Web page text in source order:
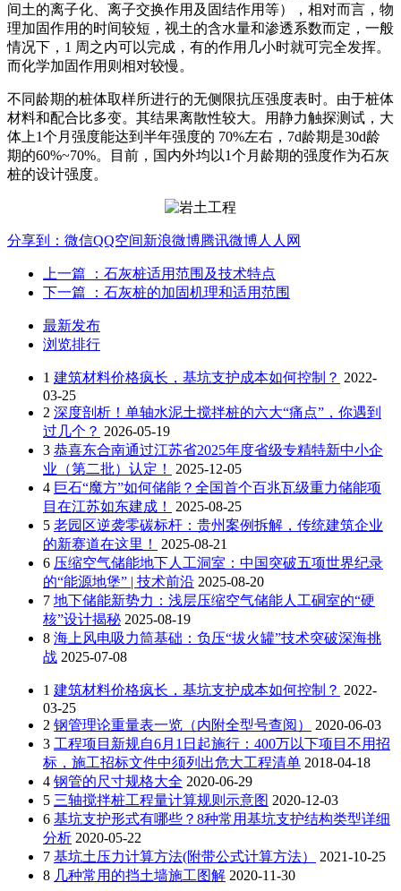
间土的离子化、离子交换作用及固结作用等），相对而言，物
理加固作用的时间较短，视土的含水量和渗透系数而定，一般
情况下，1 周之内可以完成，有的作用几小时就可完全发挥。
而化学加固作用则相对较慢。
不同龄期的桩体取样所进行的无侧限抗压强度表时。由于桩体
材料和配合比多变。其结果离散性较大。用静力触探测试，大
体上1个月强度能达到半年强度的 70%左右，7d龄期是30d龄
期的60%~70%。目前，国内外均以1个月龄期的强度作为石灰
桩的设计强度。
分享到： 微信QQ空间新浪微博腾讯微博人人网
上一篇
：石灰桩适用范围及技术特点
下一篇
：石灰桩的加固机理和适用范围
最新发布
浏览排行
1 建筑材料价格疯长，基坑支护成本如何控制？ 2022-
03-25
2 深度剖析！单轴水泥土搅拌桩的六大“痛点”，你遇到
过几个？ 2026-05-19
3 恭喜东合南通过江苏省2025年度省级专精特新中小企
业（第二批）认定！
2025-12-05
4 巨石“魔方”如何储能？全国首个百兆瓦级重力储能项
目在江苏如东建成！
2025-08-25
5 老园区逆袭零碳标杆：贵州案例拆解，传统建筑企业
的新赛道在这里！
2025-08-21
6 压缩空气储能地下人工洞室：中国突破五项世界纪录
的“能源地堡” | 技术前沿 2025-08-20
7 地下储能新势力：浅层压缩空气储能人工硐室的“硬
核”设计揭秘 2025-08-19
8 海上风电吸力筒基础：负压“拔火罐”技术突破深海挑
战 2025-07-08
1 建筑材料价格疯长，基坑支护成本如何控制？ 2022-
03-25
2 钢管理论重量表一览（内附全型号查阅）
2020-06-03
3 工程项目新规自6月1日起施行：400万以下项目不用招
标，施工招标文件中须列出危大工程清单 2018-04-18
4 钢管的尺寸规格大全 2020-06-29
5 三轴搅拌桩工程量计算规则示意图 2020-12-03
6 基坑支护形式有哪些？8种常用基坑支护结构类型详细
分析 2020-05-22
7 基坑土压力计算方法(附带公式计算方法）
2021-10-25
8 几种常用的挡土墙施工图解 2020-11-30